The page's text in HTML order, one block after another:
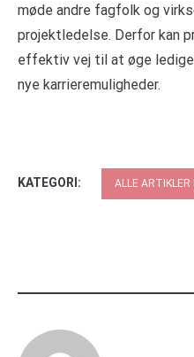
møde andre fagfolk og
projektledelse. Derfor kan
effektiv vej til at øge
nye karrieremuligheder.
KATEGORI: ALLE ARTIKLER